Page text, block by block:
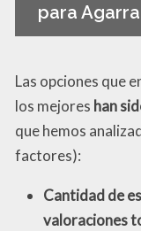
para
Las opciones que
los mejores han
que hemos
factores):
Cantidad de
valoraciones